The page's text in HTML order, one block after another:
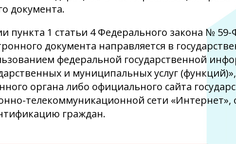
документа.
пункта 1 статьи 4 Федерального закона №
документа направляется в
федеральной государственной
и муниципальных услуг
органа либо официального сайта
телекоммуникационной сети
граждан.